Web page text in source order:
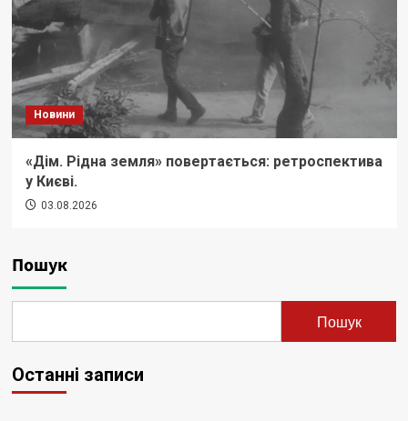
Новини
«Дім. Рідна земля» повертається: ретроспектива
у Києві.
03.08.2026
Пошук
Пошук
Останні записи